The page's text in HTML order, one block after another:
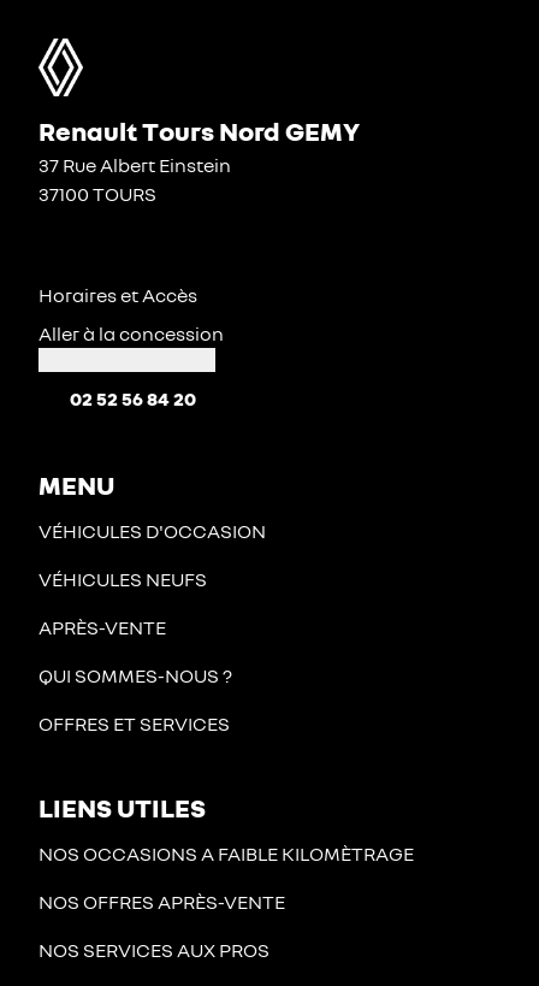
Renault Tours Nord GEMY
37 Rue Albert Einstein
37100 TOURS
Horaires et Accès
Aller à la concession
02 52 56 84 20
MENU
VÉHICULES D'OCCASION
VÉHICULES NEUFS
APRÈS-VENTE
QUI SOMMES-NOUS ?
OFFRES ET SERVICES
LIENS UTILES
NOS OCCASIONS A FAIBLE KILOMÈTRAGE
NOS OFFRES APRÈS-VENTE
NOS SERVICES AUX PROS